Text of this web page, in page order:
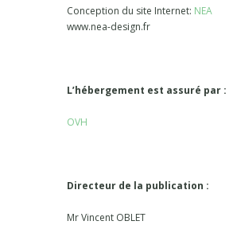
Conception du site Internet: NEA
www.nea-design.fr
L’hébergement est assuré par :
OVH
Directeur de la publication :
Mr Vincent OBLET